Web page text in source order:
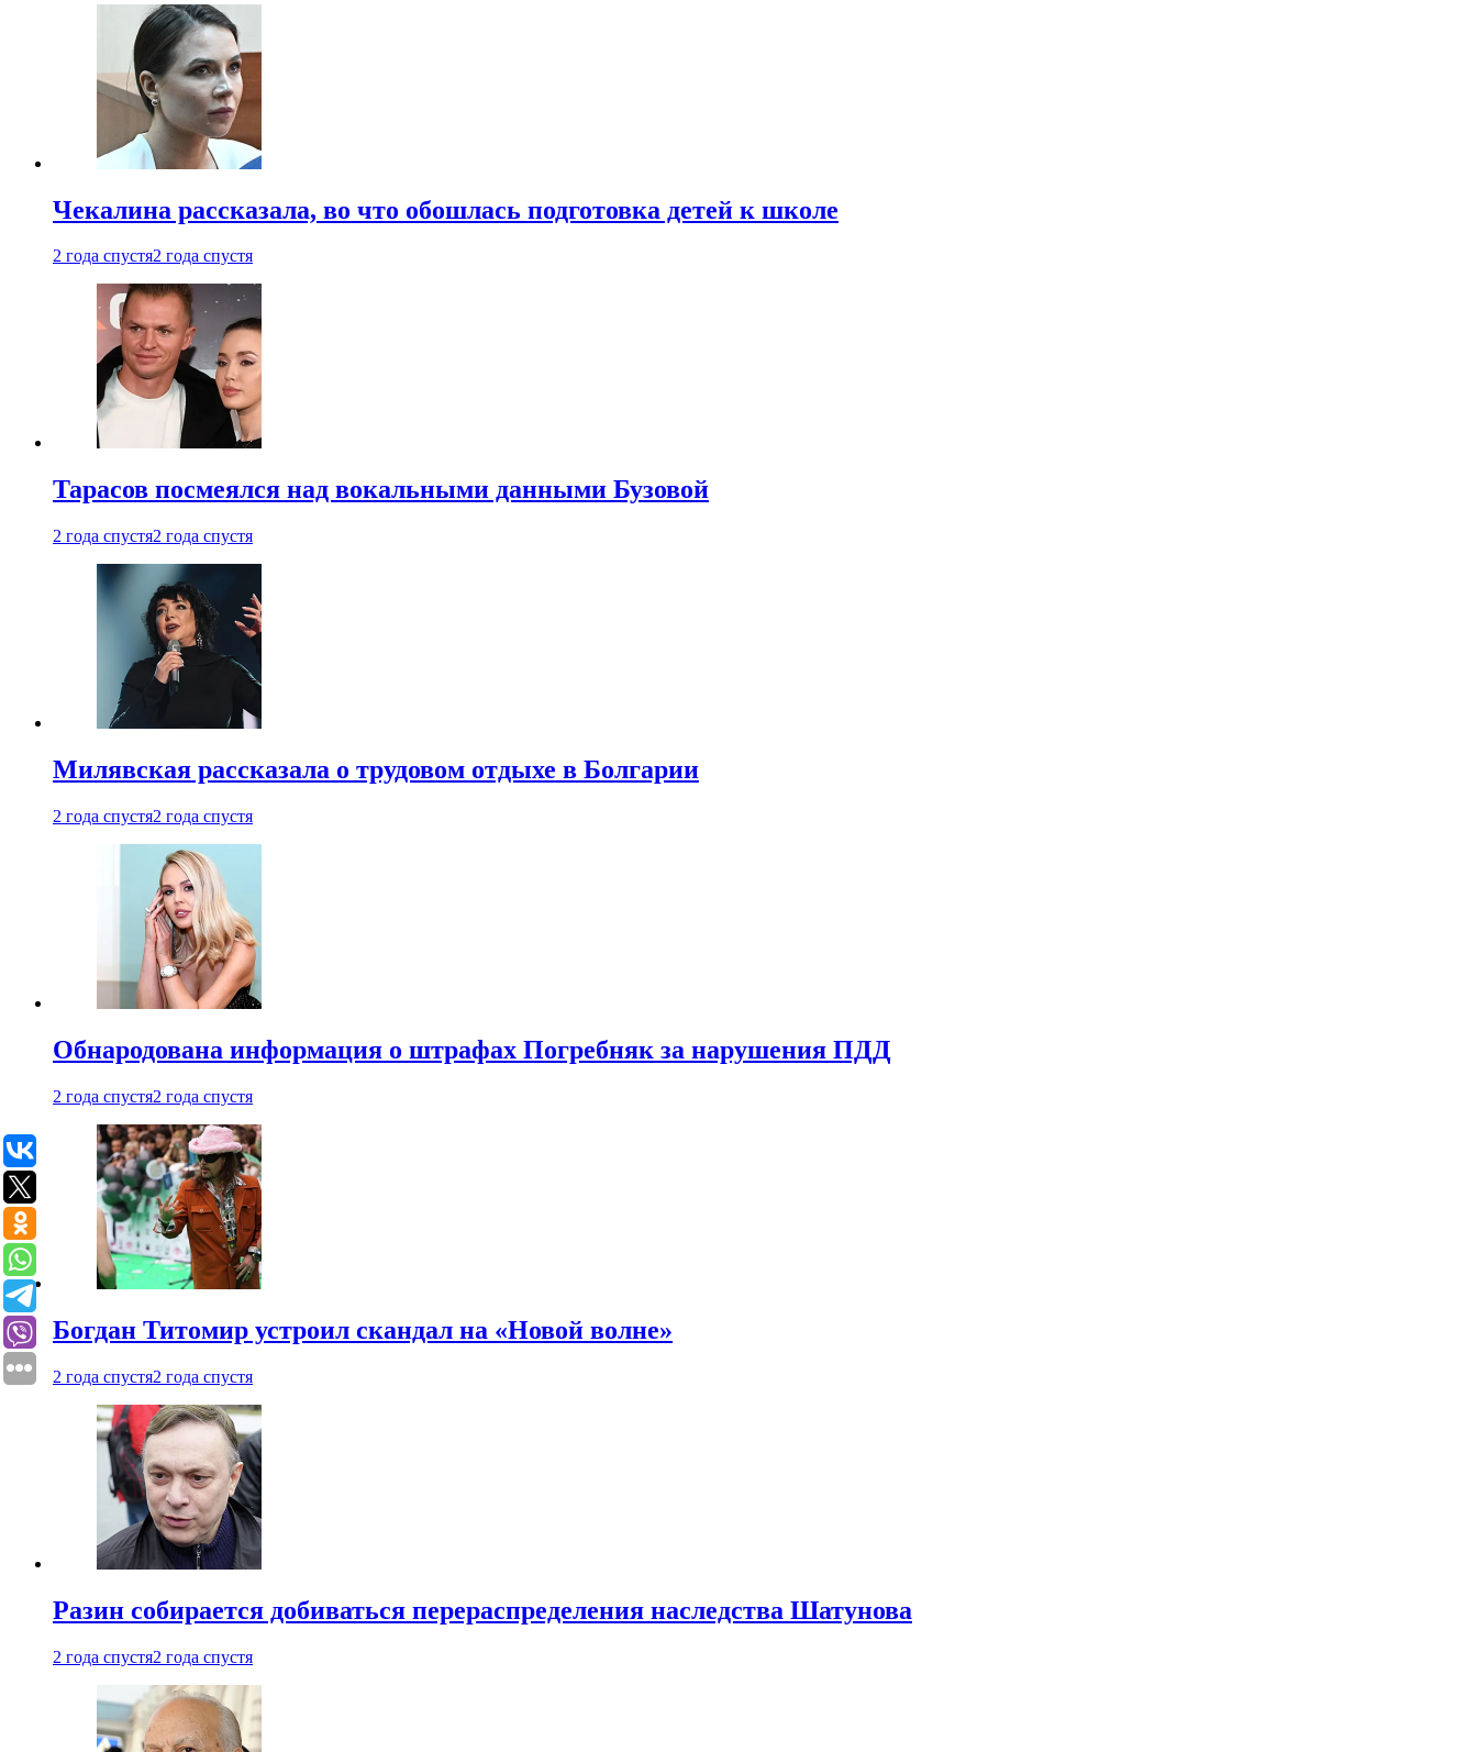
Чекалина рассказала, во что обошлась подготовка детей к школе
2 года спустя2 года спустя
Тарасов посмеялся над вокальными данными Бузовой
2 года спустя2 года спустя
Милявская рассказала о трудовом отдыхе в Болгарии
2 года спустя2 года спустя
Обнародована информация о штрафах Погребняк за нарушения ПДД
2 года спустя2 года спустя
Богдан Титомир устроил скандал на «Новой волне»
2 года спустя2 года спустя
Разин собирается добиваться перераспределения наследства Шатунова
2 года спустя2 года спустя